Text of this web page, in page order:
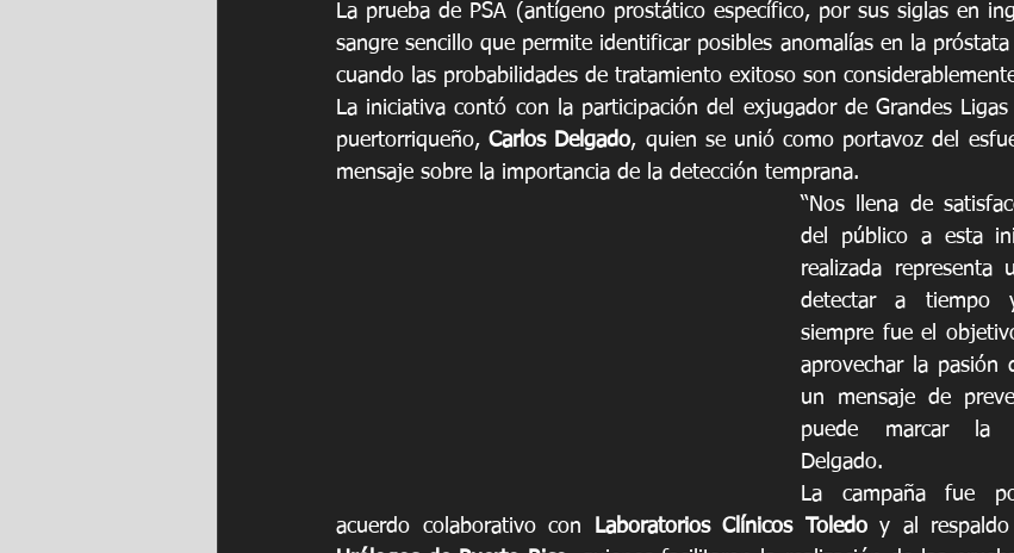
La prueba de PSA (antígeno prostático específico, por sus siglas en
sangre sencillo que permite identificar posibles anomalías en la
cuando las probabilidades de tratamiento exitoso son
La iniciativa contó con la participación del exjugador de Grandes
puertorriqueño, Carlos Delgado, quien se unió como portavoz del
mensaje sobre la importancia de la detección temprana.
“Nos llena de
del público a esta
realizada representa
detectar a tiempo
siempre fue el
aprovechar la pasión
un mensaje de
puede marcar la
Delgado.
La campaña fue
acuerdo colaborativo con
Laboratorios Clínicos Toledo y al